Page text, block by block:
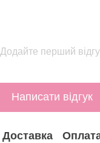
Додайте перший
Написати відгук
Доставка